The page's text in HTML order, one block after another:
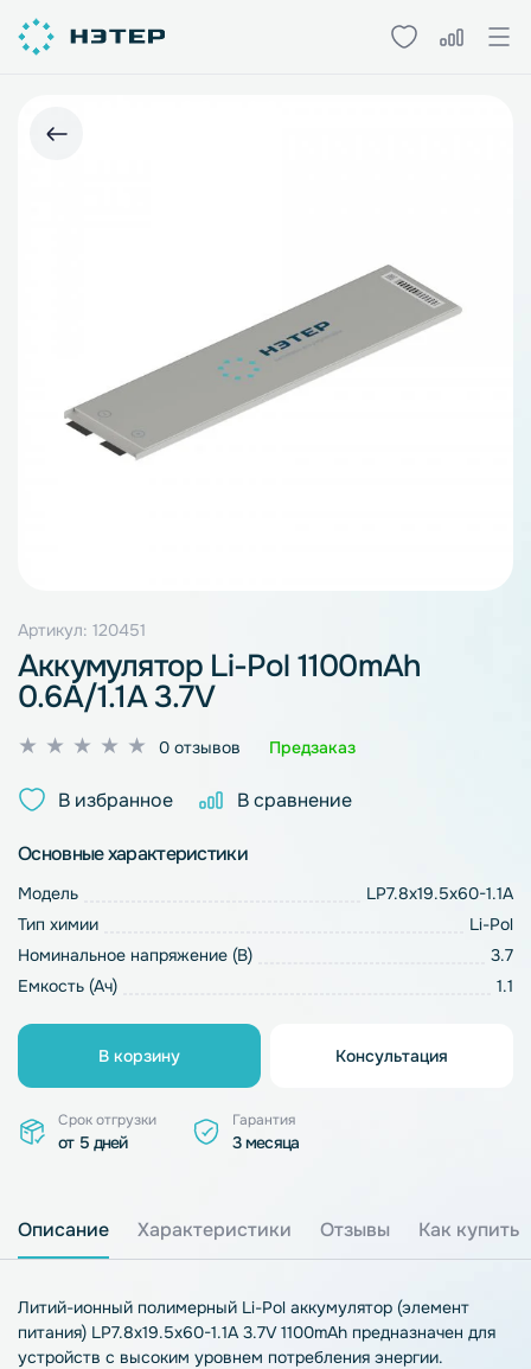
Артикул: 120451
Аккумулятор Li-Pol 1100mAh
0.6A/1.1A 3.7V
Оценка
из
0 отзывов Предзаказ
В избранное В сравнение
Основные характеристики
Модель
LP7.8х19.5х60-1.1A
Тип химии
Li-Pol
Номинальное напряжение (В)
3.7
Емкость (Ач)
1.1
В корзину Консультация
Срок отгрузки
от 5 дней
Гарантия
3 месяца
Описание Характеристики Отзывы Как купить
Литий-ионный полимерный Li-Pol аккумулятор (элемент
питания) LP7.8х19.5х60-1.1A 3.7V 1100mAh предназначен для
устройств с высоким уровнем потребления энергии.